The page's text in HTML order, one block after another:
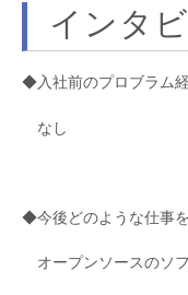
インタ
◆入社前のプロブラム
なし
◆今後どのような仕事
オープンソースのソ